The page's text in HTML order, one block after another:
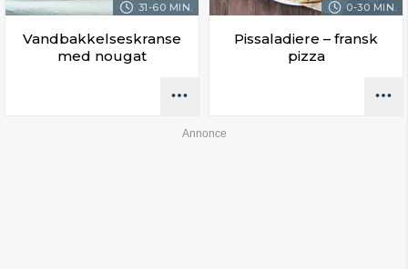
31-60 MIN.
Vandbakkelseskranse
med nougat
0-30 MIN.
Pissaladiere – fransk
pizza